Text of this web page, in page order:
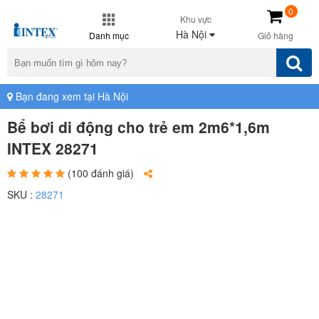
Danh mục
Khu vực
Hà Nội Giỏ hàng
0
Bạn đang xem tại Hà Nội
Bể bơi di động cho trẻ em 2m6*1,6m
INTEX 28271
(100 đánh giá)
SKU : 28271